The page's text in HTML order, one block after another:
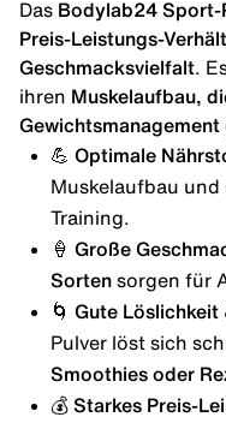
Das Bodylab24 Sport-
Preis-Leistungs-
Geschmacksvielfalt.
ihren Muskelaufbau,
Gewichtsmanagement
💪 Optimale
Muskelaufbau
Training.
🍦 Große
Sortensorgen für
🌀 Gute Löslichkeit
Pulver löst sich
Smoothies oder
💰 Starkes Preis-